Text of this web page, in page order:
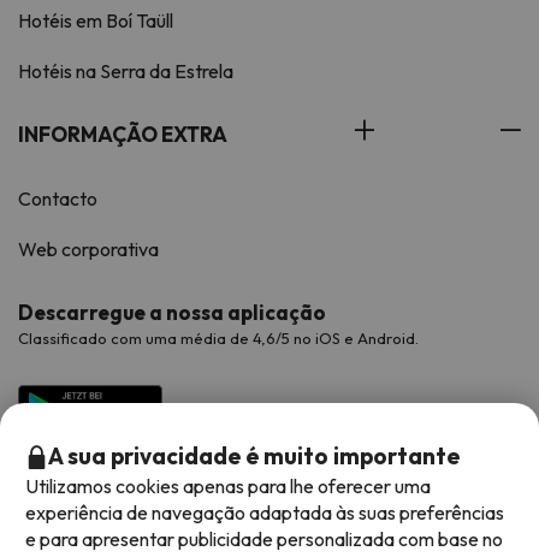
Hotéis em Boí Taüll
Hotéis na Serra da Estrela
INFORMAÇÃO EXTRA
Contacto
Web corporativa
Descarregue a nossa aplicação
Classificado com uma média de 4,6/5 no iOS e Android.
A sua privacidade é muito importante
Utilizamos cookies apenas para lhe oferecer uma
experiência de navegação adaptada às suas preferências
e para apresentar publicidade personalizada com base no